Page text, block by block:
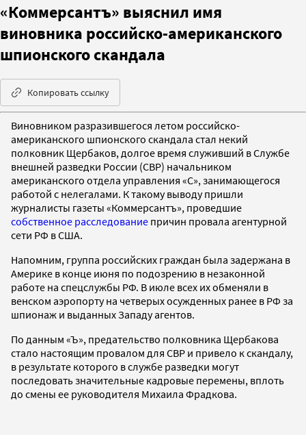
«Коммерсантъ» выяснил имя
виновника российско-американского
шпионского скандала
Копировать ссылку
Виновником разразившегося летом российско-
американского шпионского скандала стал некий
полковник Щербаков, долгое время служивший в Службе
внешней разведки России (СВР) начальником
американского отдела управления «С», занимающегося
работой с нелегалами. К такому выводу пришли
журналисты газеты «Коммерсантъ», проведшие
собственное расследование причин провала агентурной
сети РФ в США.
Напомним, группа российских граждан была задержана в
Америке в конце июня по подозрению в незаконной
работе на спецслужбы РФ. В июле всех их обменяли в
венском аэропорту на четверых осужденных ранее в РФ за
шпионаж и выданных Западу агентов.
По данным «Ъ», предательство полковника Щербакова
стало настоящим провалом для СВР и привело к скандалу,
в результате которого в службе разведки могут
последовать значительные кадровые перемены, вплоть
до смены ее руководителя Михаила Фрадкова.